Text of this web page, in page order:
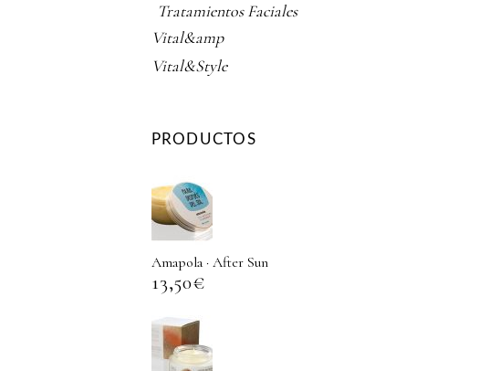
Tratamientos Faciales
Vital&amp
Vital&Style
PRODUCTOS
Amapola · After Sun
13,50€